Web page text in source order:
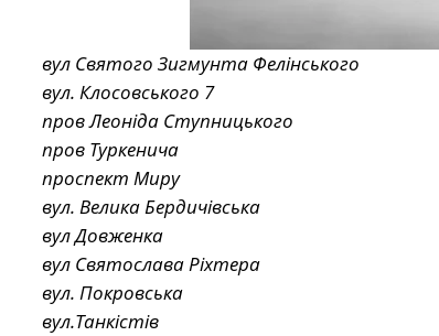
вул Святого Зигмунта Фелінського
вул. Клосовського 7
пров Леоніда Ступницького
пров Туркенича
проспект Миру
вул. Велика Бердичівська
вул Довженка
вул Святослава Ріхтера
вул. Покровська
вул.Танкістів